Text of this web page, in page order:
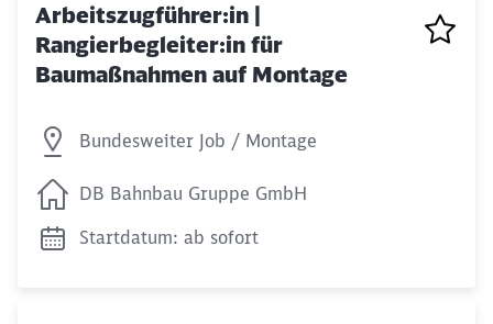
Arbeitszugführer:in |
Rangierbegleiter:in für
Baumaßnahmen auf Montage
Bundesweiter Job / Montage
DB Bahnbau Gruppe GmbH
Startdatum: ab sofort